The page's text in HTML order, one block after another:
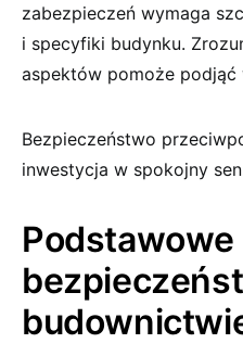
zabezpieczeń wymaga
i specyfiki budynku.
aspektów pomoże podjąć
Bezpieczeństwo
inwestycja w spokojny